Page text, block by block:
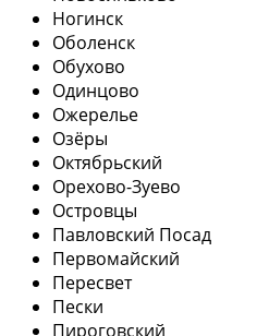
Ногинск
Оболенск
Обухово
Одинцово
Ожерелье
Озёры
Октябрьский
Орехово-Зуево
Островцы
Павловский Посад
Первомайский
Пересвет
Пески
Пироговский